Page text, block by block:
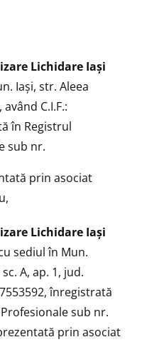
Lichidare Iaşi
Iaşi, str. Aleea
C.I.F.:
în Registrul
sub nr.
prin asociat
Lichidare Iaşi
sediul în Mun.
A, ap. 1, jud.
înregistrată
sub nr.
prin asociat